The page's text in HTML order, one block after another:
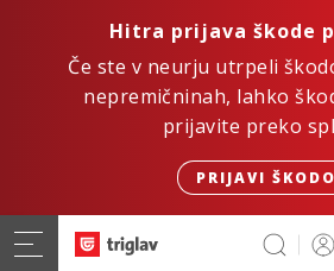
Hitra prijava škode
Če ste v neurju utrpeli
nepremičninah, lahko
prijavite preko
PRIJAVI ŠKODO